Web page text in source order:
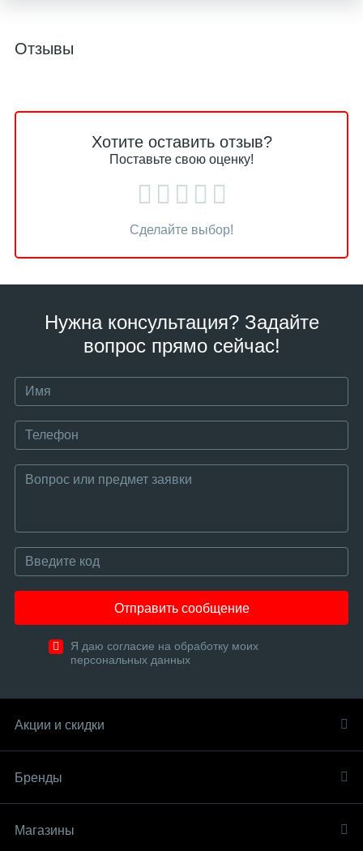
Отзывы
Хотите оставить отзыв?
Поставьте свою оценку!
Сделайте выбор!
Нужна консультация? Задайте
вопрос прямо сейчас!
Отправить сообщение
Я даю согласие на обработку моих
персональных данных
Акции и скидки
Бренды
Магазины